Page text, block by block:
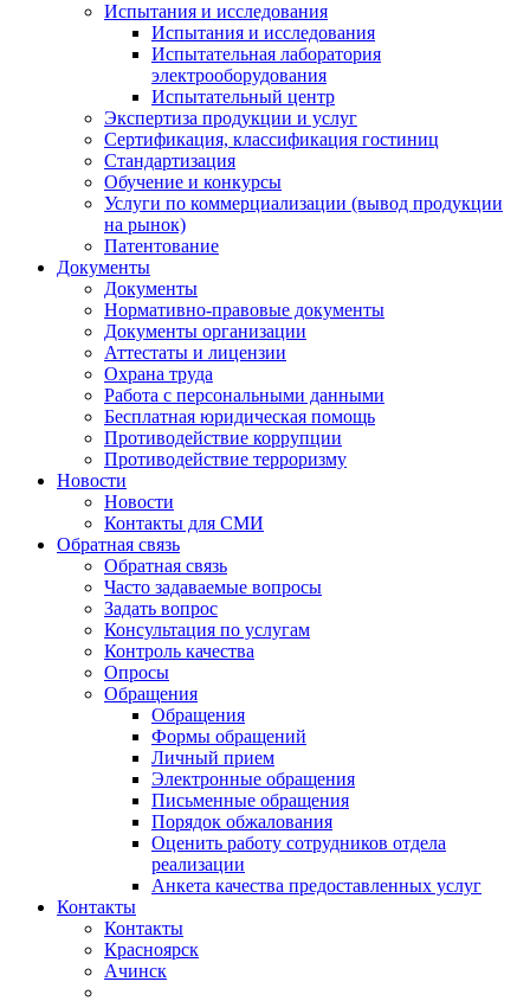
Испытания и исследования
Испытания и исследования
Испытательная лаборатория
электрооборудования
Испытательный центр
Экспертиза продукции и услуг
Сертификация, классификация гостиниц
Стандартизация
Обучение и конкурсы
Услуги по коммерциализации (вывод продукции
на рынок)
Патентование
Документы
Документы
Нормативно-правовые документы
Документы организации
Аттестаты и лицензии
Охрана труда
Работа с персональными данными
Бесплатная юридическая помощь
Противодействие коррупции
Противодействие терроризму
Новости
Новости
Контакты для СМИ
Обратная связь
Обратная связь
Часто задаваемые вопросы
Задать вопрос
Консультация по услугам
Контроль качества
Опросы
Обращения
Обращения
Формы обращений
Личный прием
Электронные обращения
Письменные обращения
Порядок обжалования
Оценить работу сотрудников отдела
реализации
Анкета качества предоставленных услуг
Контакты
Контакты
Красноярск
Ачинск